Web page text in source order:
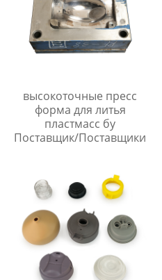
высокоточные пресс
форма для литья
пластмасс бу
Поставщик/Поставщики